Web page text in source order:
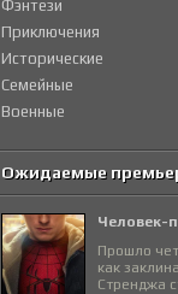
Фэнтези
Приключения
Исторические
Семейные
Военные
Ожидаемые
Человек-
Прошло
как
Стренджа